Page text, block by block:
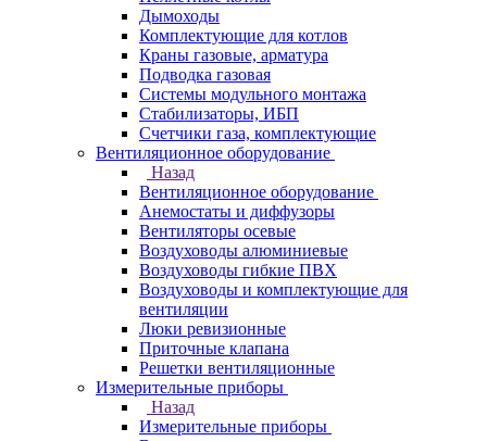
Дымоходы
Комплектующие для котлов
Краны газовые, арматура
Подводка газовая
Системы модульного монтажа
Стабилизаторы, ИБП
Счетчики газа, комплектующие
Вентиляционное оборудование
Назад
Вентиляционное оборудование
Анемостаты и диффузоры
Вентиляторы осевые
Воздуховоды алюминиевые
Воздуховоды гибкие ПВХ
Воздуховоды и комплектующие для
вентиляции
Люки ревизионные
Приточные клапана
Решетки вентиляционные
Измерительные приборы
Назад
Измерительные приборы